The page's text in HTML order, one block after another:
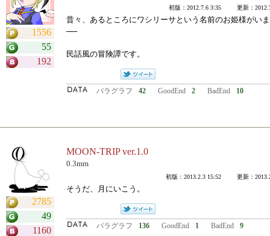
1556
55
192
初版：2012.7.6 3:35 更新：
昔々、あるところにワシリーサという名前のお姫様がい
──
民話風の冒険譚です。
パラグラフ 42 GoodEnd 2 BadEnd 10
2785
49
1160
MOON-TRIP ver.1.0
0.3mm
初版：2013.2.3 15:52 更新：
そうだ、月にいこう。
パラグラフ 136 GoodEnd 1 BadEnd 9